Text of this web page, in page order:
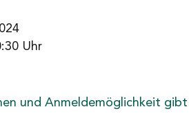
Uhr
und Anmeldemöglichkeit